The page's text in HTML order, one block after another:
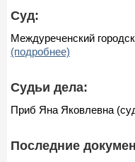
Суд:
Междуреченский
(подробнее)
Судьи дела:
Приб Яна Яковлевна
Последние